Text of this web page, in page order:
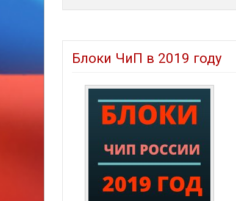
Блоки ЧиП в 2019 году